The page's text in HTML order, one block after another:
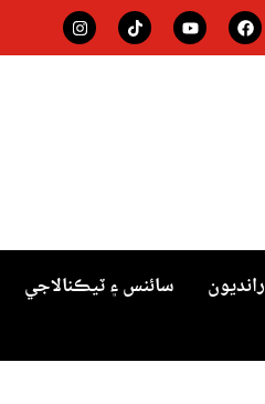
سائنس ۽ ٽيڪنالاجي رانديون